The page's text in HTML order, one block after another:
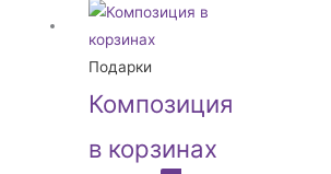
Подарки
Композиция
в корзинах